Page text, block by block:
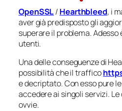
OpenSSL/ Hearthbleed, i
aver già predisposto gli
superare il problema. Adesso
utenti.
Una delle conseguenze di
possibilità che il traffico
e decriptato. Con esso pure
accedere ai singoli servizi.
ovvie.